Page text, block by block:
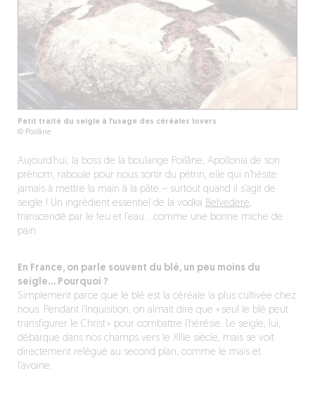
Petit traité du seigle à l’usage des céréales lovers
© Poilâne
Aujourd’hui, la boss de la boulange Poilâne, Apollonia de son
prénom, raboule pour nous sortir du pétrin, elle qui n’hésite
jamais à mettre la main à la pâte – surtout quand il s’agit de
seigle ! Un ingrédient essentiel de la vodka Belvedere,
transcendé par le feu et l’eau… comme une bonne miche de
pain.
En France, on parle souvent du blé, un peu moins du
seigle… Pourquoi ?
Simplement parce que le blé est la céréale la plus cultivée chez
nous. Pendant l’Inquisition, on aimait dire que « seul le blé peut
transfigurer le Christ » pour combattre l’hérésie. Le seigle, lui,
débarque dans nos champs vers le XIIIe siècle, mais se voit
directement relégué au second plan, comme le maïs et
l’avoine.